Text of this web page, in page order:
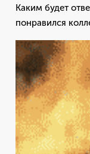
Каким будет
понравился